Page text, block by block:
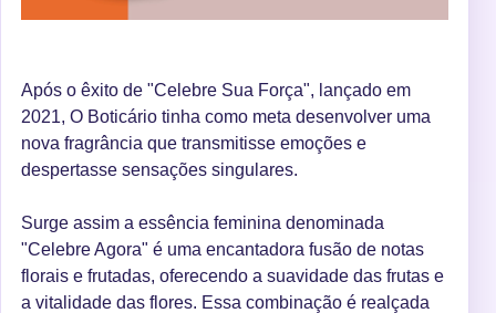
Após o êxito de "Celebre Sua Força", lançado em
2021, O Boticário tinha como meta desenvolver uma
nova fragrância que transmitisse emoções e
despertasse sensações singulares.
Surge assim a essência feminina denominada
"Celebre Agora" é uma encantadora fusão de notas
florais e frutadas, oferecendo a suavidade das frutas e
a vitalidade das flores. Essa combinação é realçada